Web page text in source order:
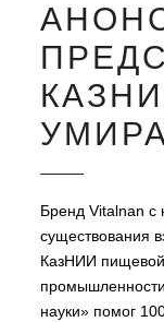
Бренд Vitalnan с
существования
КазНИИ
науки» помог